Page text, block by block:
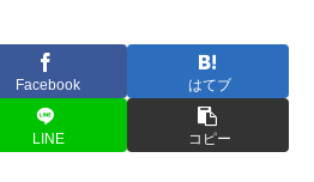
Facebook はてブ
LINE コピー